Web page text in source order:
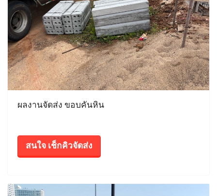
ผลงานจัดส่ง ขอบคันหิน
สนใจ เช็กคิวจัดส่ง